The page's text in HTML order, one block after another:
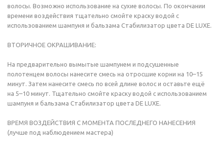
волосы. Возможно использование на сухие волосы. По окончании
времени воздействия тщательно смойте краску водой с
использованием шампуня и бальзама Стабилизатор цвета DE LUXE.
ВТОРИЧНОЕ ОКРАШИВАНИЕ:
На предварительно вымытые шампунем и подсушенные
полотенцем волосы нанесите смесь на отросшие корни на 10–15
минут. Затем нанесите смесь по всей длине волос и оставьте ещё
на 5–10 минут. Тщательно смойте краску водой с использованием
шампуня и бальзама Стабилизатор цвета DE LUXE.
ВРЕМЯ ВОЗДЕЙСТВИЯ С МОМЕНТА ПОСЛЕДНЕГО НАНЕСЕНИЯ
(лучше под наблюдением мастера)